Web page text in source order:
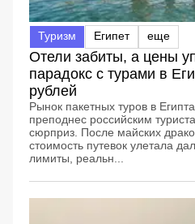
Туризм Египет еще
Отели забиты, а цены
парадокс с турами в
рублей
Рынок пакетных туров в
преподнес российским
сюрприз. После майских
стоимость путевок улетала
лимиты, реальн...